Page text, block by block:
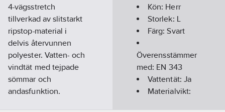
4-vägsstretch
tillverkad av slitstarkt
ripstop-material i
delvis återvunnen
polyester. Vatten- och
vindtät med tejpade
sömmar och
andasfunktion.
Kön: Herr
Storlek: L
Färg:Svart
Överensstämmer
med: EN 343
Vattentät: Ja
Materialvikt: